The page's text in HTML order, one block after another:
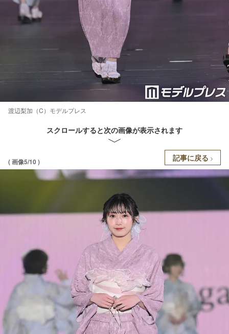
渡辺梨加（C）モデルプレス
スクロールすると次の画像が表示されます
( 画像5/10 ) 記事に戻る